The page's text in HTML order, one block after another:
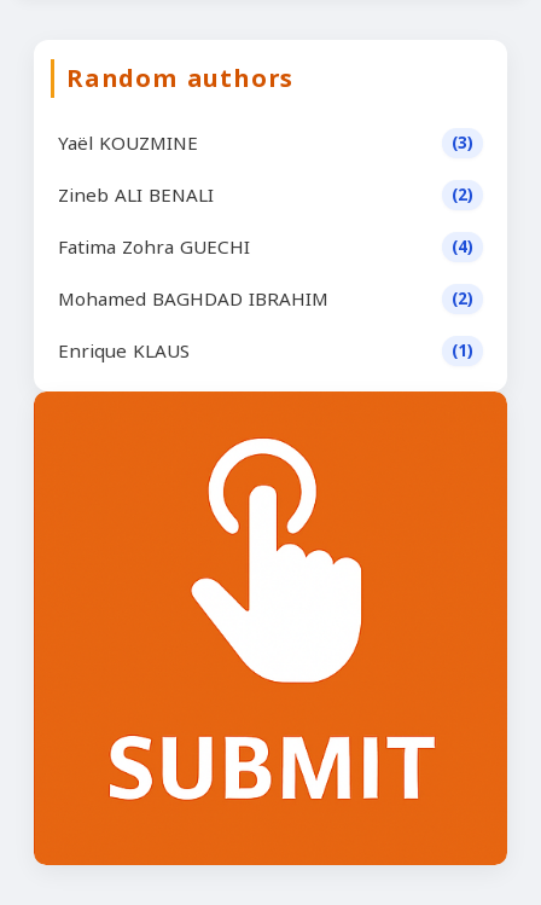
Random authors
Yaël KOUZMINE (3)
Zineb ALI BENALI (2)
Fatima Zohra GUECHI (4)
Mohamed BAGHDAD IBRAHIM (2)
Enrique KLAUS (1)